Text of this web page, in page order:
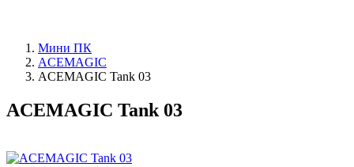
Мини ПК
ACEMAGIC
ACEMAGIC Tank 03
ACEMAGIC Tank 03